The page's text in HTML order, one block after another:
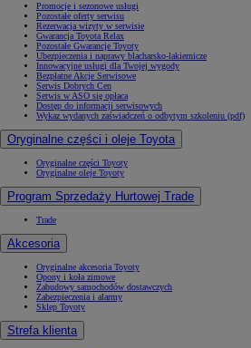
Promocje i sezonowe usługi
Pozostałe oferty serwisu
Rezerwacja wizyty w serwisie
Gwarancja Toyota Relax
Pozostałe Gwarancje Toyoty
Ubezpieczenia i naprawy blacharsko-lakiernicze
Innowacyjne usługi dla Twojej wygody
Bezpłatne Akcje Serwisowe
Serwis Dobrych Cen
Serwis w ASO się opłaca
Dostęp do informacji serwisowych
Wykaz wydanych zaświadczeń o odbytym szkoleniu (pdf)
Oryginalne części i oleje Toyota
Oryginalne części Toyoty
Oryginalne oleje Toyoty
Program Sprzedaży Hurtowej Trade
Trade
Akcesoria
Oryginalne akcesoria Toyoty
Opony i koła zimowe
Zabudowy samochodów dostawczych
Zabezpieczenia i alarmy
Sklep Toyoty
Strefa klienta